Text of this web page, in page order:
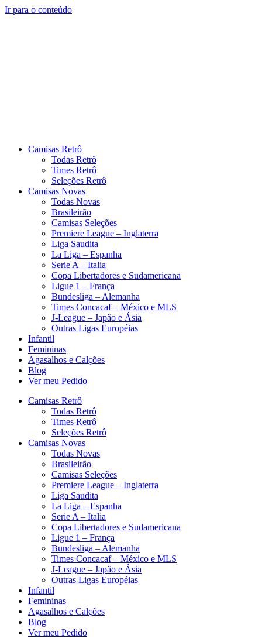
Ir para o conteúdo
Camisas Retrô
Todas Retrô
Times Retrô
Seleções Retrô
Camisas Novas
Todas Novas
Brasileirão
Camisas Seleções
Premiere League – Inglaterra
Liga Saudita
La Liga – Espanha
Serie A – Italia
Copa Libertadores e Sudamericana
Ligue 1 – França
Bundesliga – Alemanha
Times Concacaf – México e MLS
J-League – Japão e Ásia
Outras Ligas Européias
Infantil
Femininas
Agasalhos e Calções
Blog
Ver meu Pedido
Camisas Retrô
Todas Retrô
Times Retrô
Seleções Retrô
Camisas Novas
Todas Novas
Brasileirão
Camisas Seleções
Premiere League – Inglaterra
Liga Saudita
La Liga – Espanha
Serie A – Italia
Copa Libertadores e Sudamericana
Ligue 1 – França
Bundesliga – Alemanha
Times Concacaf – México e MLS
J-League – Japão e Ásia
Outras Ligas Européias
Infantil
Femininas
Agasalhos e Calções
Blog
Ver meu Pedido